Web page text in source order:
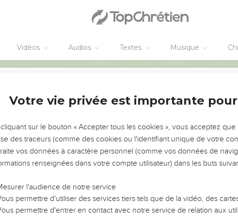
Vidéos Audios Textes Musique
DE L’ANNÉE !
VOUS ÉVITER LES VOTRES ?
réussites, leur impact, leur foi ou leur vision. Mais on voit
difficiles qu'ils ont traversés, alors même que ce sont
et responsables reviennent sur les erreurs
pour avancer avec plus de sagesse afin que leurs erreurs
guidiez un ministère, une équipe, un groupe ou une famille,
Partager par email
Nom du destinataire :
Email du(des) destinataire(s) (max 10) :
Votre vie privée est importante
sur le bouton « Accepter tous les cookies », vous acceptez
des traceurs (comme des cookies ou l'identifiant unique de votre
vos données à caractère personnel (comme vos données de
renseignées dans votre compte utilisateur) dans les buts
l'audience de notre service
permettre d'utiliser des services tiers tels que de la vidéo, des
permettre d'entrer en contact avec notre service de relation aux